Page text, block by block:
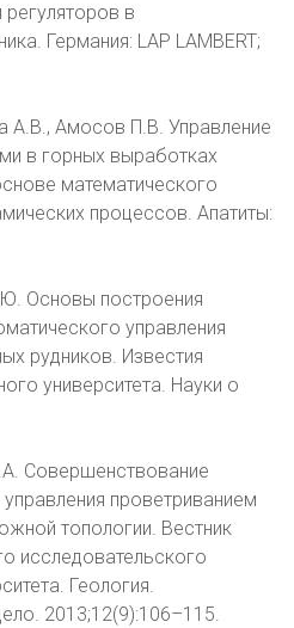
в
Германия: LAP LAMBERT;
А.В., Амосов П.В. Управление
в горных выработках
математического
процессов. Апатиты:
Основы построения
управления
рудников. Известия
университета. Науки о
Совершенствование
проветриванием
топологии. Вестник
исследовательского
Геология.
2013;12(9):106–115.